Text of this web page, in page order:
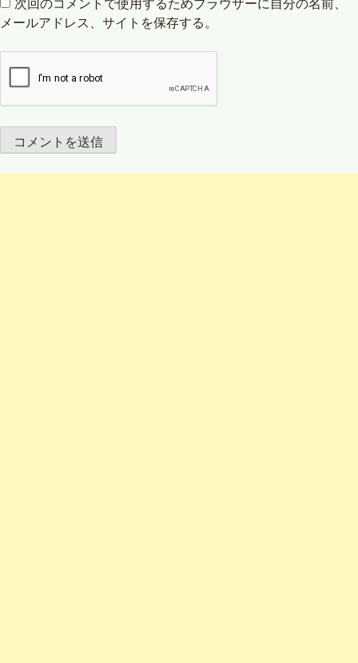
次回のコメントで使用するためブラウザーに自分の名前、
メールアドレス、サイトを保存する。